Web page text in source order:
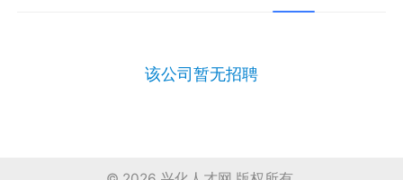
该公司暂无招聘